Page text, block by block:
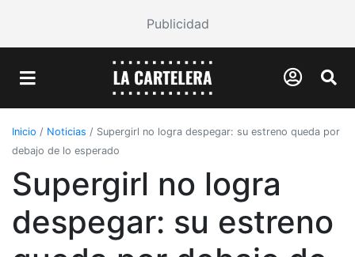
Publicidad
Inicio / Noticias / Supergirl no logra despegar: su estreno queda por
debajo de lo esperado
Supergirl no logra
despegar: su estreno